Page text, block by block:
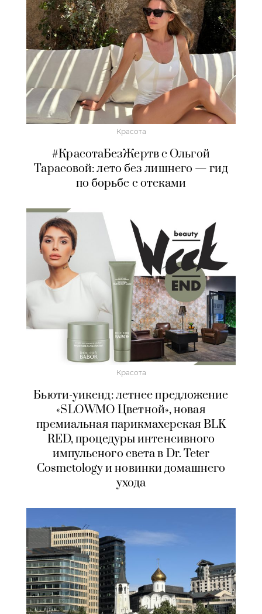
Красота
#КрасотаБезЖертв с Ольгой
Тарасовой: лето без лишнего — гид
по борьбе с отеками
Красота
Бьюти-уикенд: летнее предложение
«SLOWMO Цветной», новая
премиальная парикмахерская BLK
RED, процедуры интенсивного
импульсного света в Dr. Teter
Cosmetology и новинки домашнего
ухода